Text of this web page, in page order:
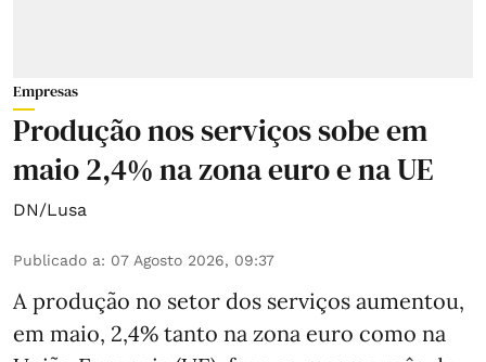
Empresas
Produção nos serviços sobe em
maio 2,4% na zona euro e na UE
DN/Lusa
Publicado a: 07 Agosto 2026, 09:37
A produção no setor dos serviços aumentou,
em maio, 2,4% tanto na zona euro como na